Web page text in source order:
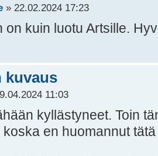
» 22.02.2024 17:23
on kuin luotu Artsille.
kuvaus
11:03
kyllästyneet. Toin
en huomannut